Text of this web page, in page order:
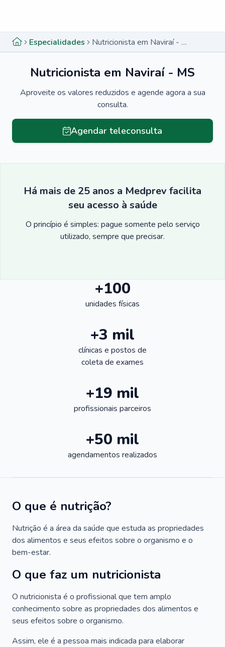
Especialidades Nutricionista em Naviraí - MS
Nutricionista em Naviraí - MS
Aproveite os valores reduzidos e agende agora a sua
consulta.
Agendar teleconsulta
Há mais de 25 anos a Medprev facilita
seu acesso à saúde
O princípio é simples: pague somente pelo serviço
utilizado, sempre que precisar.
+100
unidades físicas
+3 mil
clínicas e postos de
coleta de exames
+19 mil
profissionais parceiros
+50 mil
agendamentos realizados
O que é nutrição?
Nutrição é a área da saúde que estuda as propriedades
dos alimentos e seus efeitos sobre o organismo e o
bem-estar.
O que faz um nutricionista
O nutricionista é o profissional que tem amplo
conhecimento sobre as propriedades dos alimentos e
seus efeitos sobre o organismo.
Assim, ele é a pessoa mais indicada para elaborar